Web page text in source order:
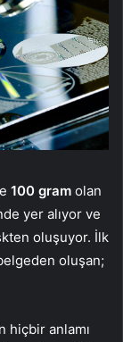
100 gram olan
yer alıyor ve
oluşuyor. İlk
oluşan;
hiçbir anlamı